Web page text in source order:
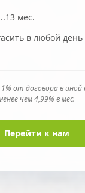
мес.
в любой день
от договора в иной
чем 4,99% в мес.
Перейти к нам